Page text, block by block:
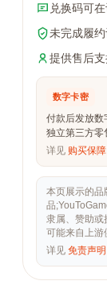
兑换码可
未完成履
提供售后
数字卡密
付款后发放数
独立第三方零
详见 购买保障
本页展示的品
品
隶属、赞助或
可能来自上游
详见 免责声明